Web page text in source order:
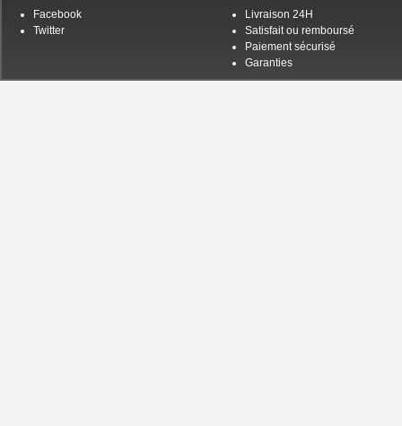
Facebook
Twitter
Livraison 24H
Satisfait ou remboursé
Paiement sécurisé
Garanties